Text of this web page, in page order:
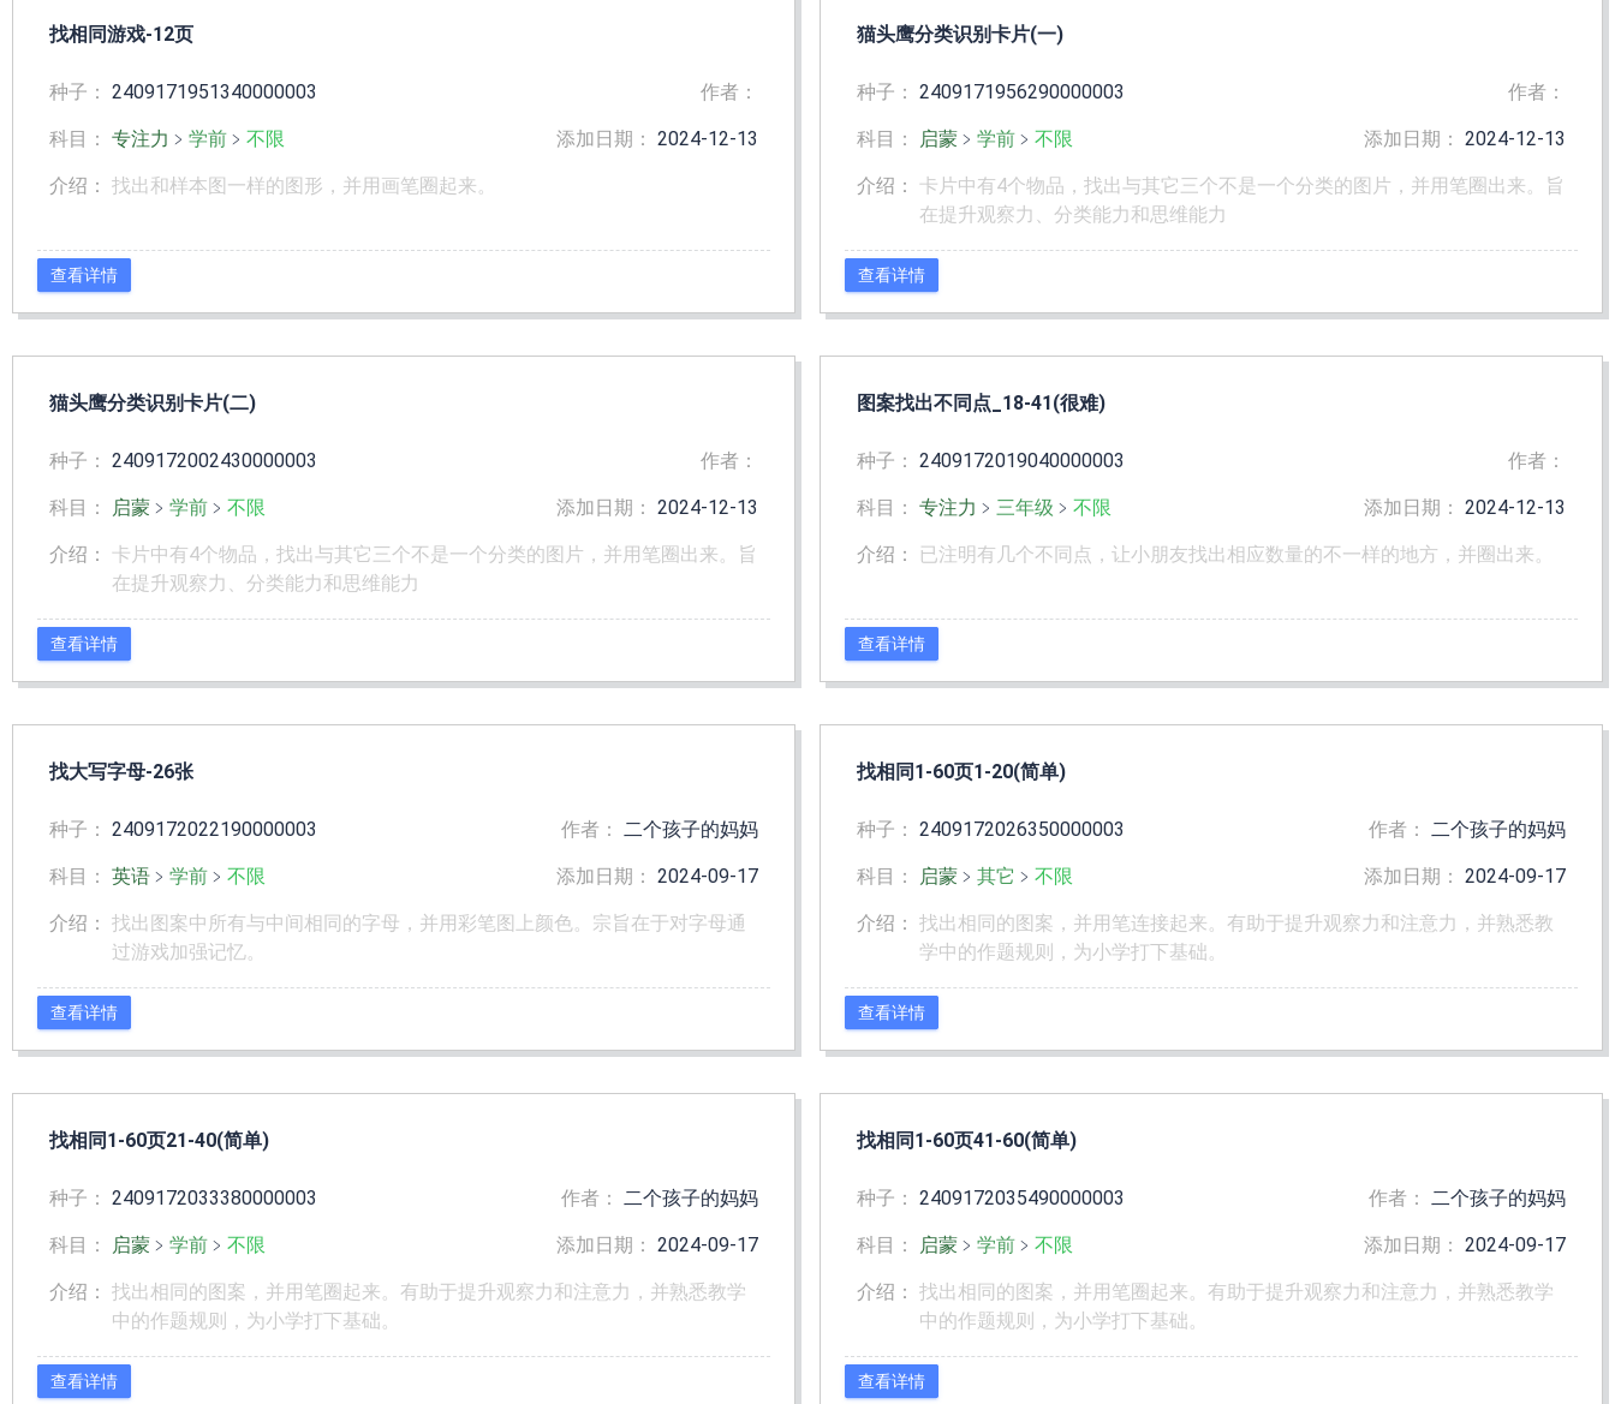
找相同游戏-12页
种子： 2409171951340000003 作者：
科目： 专注力 ﹥ 学前 ﹥ 不限 添加日期： 2024-12-13
介绍： 找出和样本图一样的图形，并用画笔圈起来。
查看详情
猫头鹰分类识别卡片(一)
种子： 2409171956290000003 作者：
科目： 启蒙 ﹥ 学前 ﹥ 不限 添加日期： 2024-12-13
介绍： 卡片中有4个物品，找出与其它三个不是一个分类的图片，并用笔圈出来。旨
在提升观察力、分类能力和思维能力
查看详情
猫头鹰分类识别卡片(二)
种子： 2409172002430000003 作者：
科目： 启蒙 ﹥ 学前 ﹥ 不限 添加日期： 2024-12-13
介绍： 卡片中有4个物品，找出与其它三个不是一个分类的图片，并用笔圈出来。旨
在提升观察力、分类能力和思维能力
查看详情
图案找出不同点_18-41(很难)
种子： 2409172019040000003 作者：
科目： 专注力 ﹥ 三年级 ﹥ 不限 添加日期： 2024-12-13
介绍： 已注明有几个不同点，让小朋友找出相应数量的不一样的地方，并圈出来。
查看详情
找大写字母-26张
种子： 2409172022190000003 作者： 二个孩子的妈妈
科目： 英语 ﹥ 学前 ﹥ 不限 添加日期： 2024-09-17
介绍： 找出图案中所有与中间相同的字母，并用彩笔图上颜色。宗旨在于对字母通
过游戏加强记忆。
查看详情
找相同1-60页1-20(简单)
种子： 2409172026350000003 作者： 二个孩子的妈妈
科目： 启蒙 ﹥ 其它 ﹥ 不限 添加日期： 2024-09-17
介绍： 找出相同的图案，并用笔连接起来。有助于提升观察力和注意力，并熟悉教
学中的作题规则，为小学打下基础。
查看详情
找相同1-60页21-40(简单)
种子： 2409172033380000003 作者： 二个孩子的妈妈
科目： 启蒙 ﹥ 学前 ﹥ 不限 添加日期： 2024-09-17
介绍： 找出相同的图案，并用笔圈起来。有助于提升观察力和注意力，并熟悉教学
中的作题规则，为小学打下基础。
查看详情
找相同1-60页41-60(简单)
种子： 2409172035490000003 作者： 二个孩子的妈妈
科目： 启蒙 ﹥ 学前 ﹥ 不限 添加日期： 2024-09-17
介绍： 找出相同的图案，并用笔圈起来。有助于提升观察力和注意力，并熟悉教学
中的作题规则，为小学打下基础。
查看详情